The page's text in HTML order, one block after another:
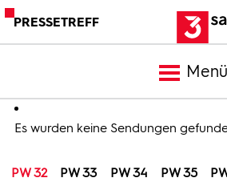
PRESSETREFF
Menü
Es wurden keine Sendungen
PW 32 PW 33 PW 34 PW 35